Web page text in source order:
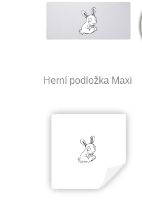
Herní podložka Maxi